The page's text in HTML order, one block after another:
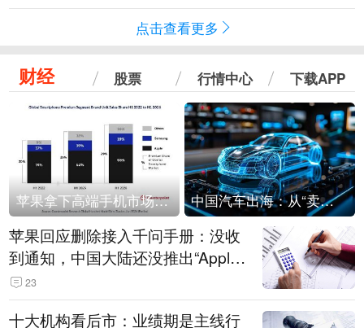
出事”
点击查看更多
财经 股票 行情中心 下载APP
苹果拿下高端手机市场65%的份额：iPhone 17系列功不可没 中国汽车出海：从“卖出去”到“走进去”
苹果回应删除接入千问手册：没收
到通知，中国大陆还没推出“Apple
智能使用千问”功能
23
十大机构看后市：业绩期是主线行